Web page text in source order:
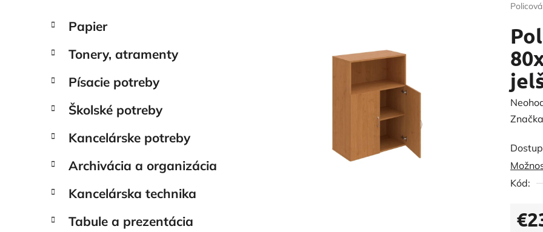
B
č
ý
a
n
e
l
kategórie
K
a
e
ó
i
Papier
Tonery, atramenty
Písacie potreby
Školské potreby
Kancelárske potreby
Archivácia a organizácia
Kancelárska technika
Tabule a prezentácia
je
0,0
z
Kód: